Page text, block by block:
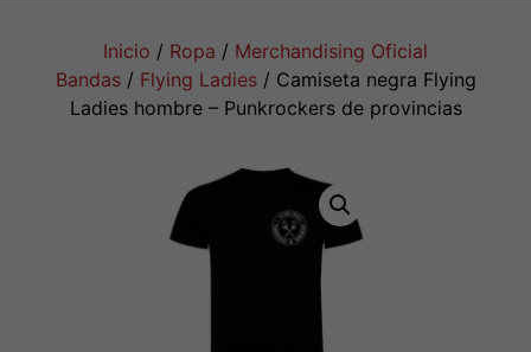
Inicio / Ropa / Merchandising Oficial
Bandas/ Flying Ladies/ Camiseta negra Flying
Ladies hombre – Punkrockers de provincias